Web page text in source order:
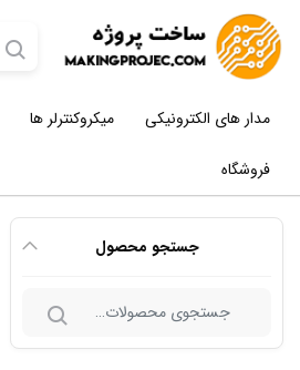
مدار های الکترونیکی میکروکنترلر ها
فروشگاه
جستجو محصول
جستجو